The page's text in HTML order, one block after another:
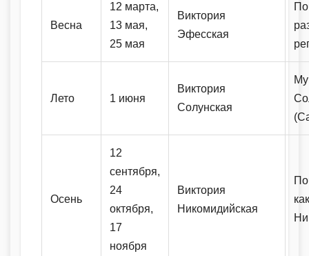
Весна
12 марта,
13 мая,
25 мая
Виктория
Эфесская
Лето 1 июня
Виктория
Солунская
Осень
12
сентября,
24
октября,
17
ноября
Виктория
Никомидийская